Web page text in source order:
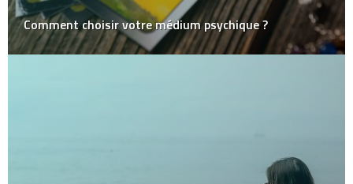
Comment choisir votre médium psychique ?